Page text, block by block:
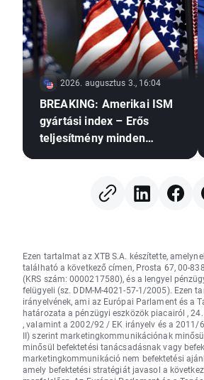
2026. augusztus 3., 16:04
BREAKING: Amerikai ISM
gyártási index – Erős
teljesítmény minden
Ezen tartalmat az XTB S.A. készítette,
található a következő címen, Prosta 67, 00-
(KRS szám: 0000217580), és a lengyel
felügyeli (sz. DDM-M-4021-57-1/2005). Ezen
irányelvének, ami az Európai Parlament és a
határozata a pénzügyi eszközök piacairól ,
, valamint a 2002/92 / EK irányelv és a 2011/
II) szerint marketingkommunikációnak
minősül befektetési tanácsadásnak vagy
marketingkommunikáció nem befektetési
amely befektetési stratégiát javasol a